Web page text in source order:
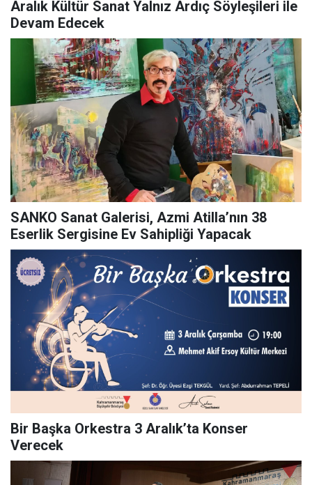
Aralık Kültür Sanat Yalnız Ardıç Söyleşileri ile
Devam Edecek
SANKO Sanat Galerisi, Azmi Atilla’nın 38
Eserlik Sergisine Ev Sahipliği Yapacak
Bir Başka Orkestra 3 Aralık’ta Konser
Verecek